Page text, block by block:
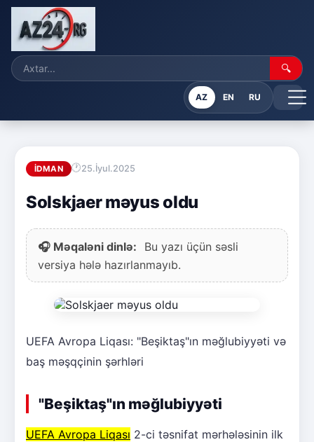
🔍
AZ EN RU
İDMAN 25.İyul.2025
Solskjaer məyus oldu
🎧 Məqaləni dinlə:
Bu yazı üçün səsli
versiya hələ hazırlanmayıb.
UEFA Avropa Liqası: "Beşiktaş"ın məğlubiyyəti və
baş məşqçinin şərhləri
"Beşiktaş"ın məğlubiyyəti
UEFA Avropa Liqası 2-ci təsnifat mərhələsinin ilk